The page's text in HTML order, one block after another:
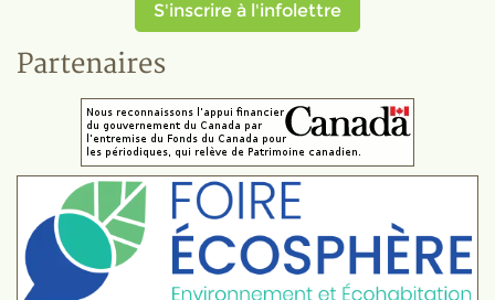
S'inscrire à l'infolettre
Partenaires